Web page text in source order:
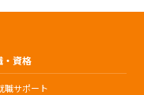
・資格
職サポート